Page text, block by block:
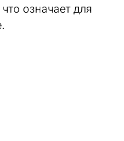
означает для